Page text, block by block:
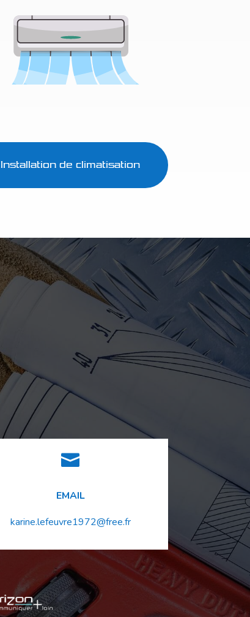
Installation de climatisation

EMAIL
karine.lefeuvre1972@free.fr